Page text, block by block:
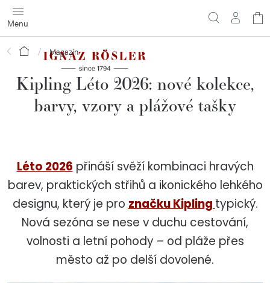
Přejít
na
obsah
Domů Magazín
Kipling Léto 2026: nové kolekce,
barvy, vzory a plážové tašky
Léto 2026 přináší svěží kombinaci hravých
barev, praktických střihů a ikonického lehkého
designu, který je pro značku Kipling typický.
Nová sezóna se nese v duchu cestování,
volnosti a letní pohody – od pláže přes
město až po delší dovolené.